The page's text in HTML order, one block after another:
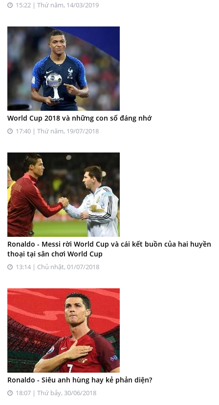
15:22 | Thứ năm, 14/03/2019
World Cup 2018 và những con số đáng nhớ
17:40 | Thứ năm, 19/07/2018
Ronaldo - Messi rời World Cup và cái kết buồn của hai huyền
thoại tại sân chơi World Cup
13:14 | Chủ nhật, 01/07/2018
Ronaldo - Siêu anh hùng hay kẻ phản diện?
18:07 | Thứ bảy, 30/06/2018